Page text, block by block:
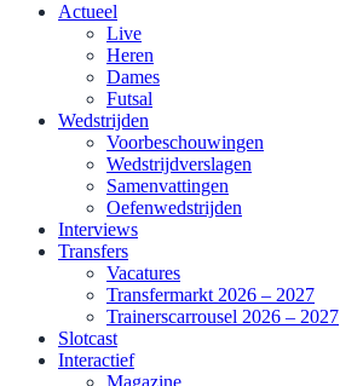
Actueel
Live
Heren
Dames
Futsal
Wedstrijden
Voorbeschouwingen
Wedstrijdverslagen
Samenvattingen
Oefenwedstrijden
Interviews
Transfers
Vacatures
Transfermarkt 2026 – 2027
Trainerscarrousel 2026 – 2027
Slotcast
Interactief
Magazine